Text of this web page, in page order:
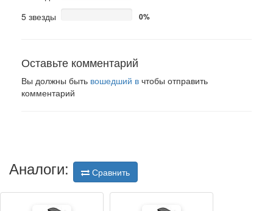
5 звезды 0%
Оставьте комментарий
Вы должны быть вошедший в чтобы отправить
комментарий
Аналоги: Сравнить